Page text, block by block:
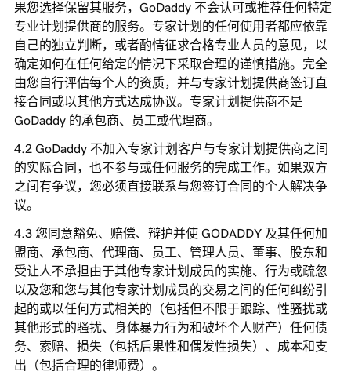
果您选择保留其服务，GoDaddy 不会认可或推荐任何特定
专业计划提供商的服务。专家计划的任何使用者都应依靠
自己的独立判断，或者酌情征求合格专业人员的意见，以
确定如何在任何给定的情况下采取合理的谨慎措施。完全
由您自行评估每个人的资质，并与专家计划提供商签订直
接合同或以其他方式达成协议。专家计划提供商不是
GoDaddy 的承包商、员工或代理商。
GoDaddy 不加入专家计划客户与专家计划提供商之间
的实际合同，也不参与或任何服务的完成工作。如果双方
之间有争议，您必须直接联系与您签订合同的个人解决争
议。
您同意豁免、赔偿、辩护并使 GODADDY 及其任何加
盟商、承包商、代理商、员工、管理人员、董事、股东和
受让人不承担由于其他专家计划成员的实施、行为或疏忽
以及您和您与其他专家计划成员的交易之间的任何纠纷引
起的或以任何方式相关的（包括但不限于跟踪、性骚扰或
其他形式的骚扰、身体暴力行为和破坏个人财产）任何债
务、索赔、损失（包括后果性和偶发性损失）、成本和支
出（包括合理的律师费）。